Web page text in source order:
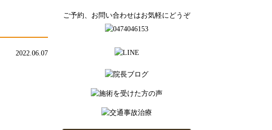
2022.06.07
ご予約、お問い合わせはお気軽にどうぞ